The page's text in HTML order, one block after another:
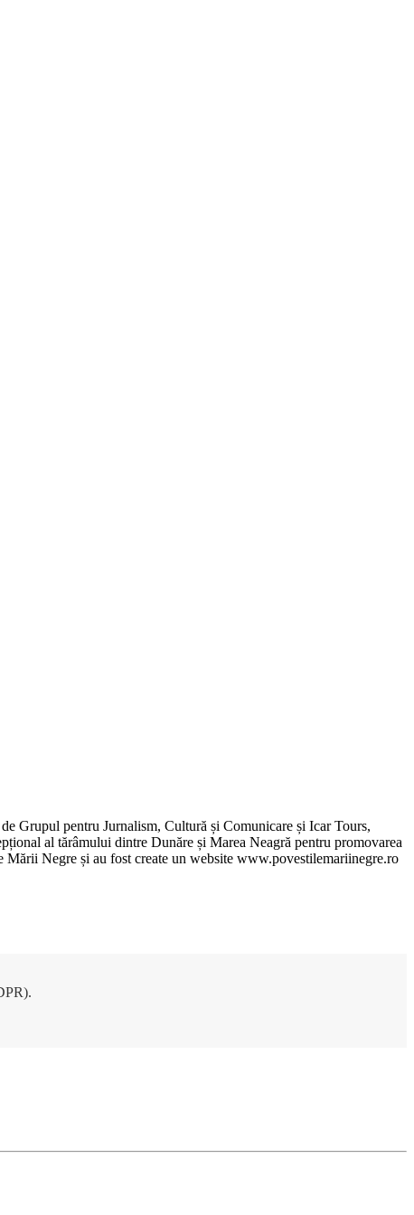
Grupul pentru Jurnalism, Cultură și Comunicare și Icar Tours,
al tărâmului dintre Dunăre și Marea Neagră pentru promovarea
Negre și au fost create un website www.povestilemariinegre.ro